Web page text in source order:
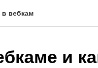
в вебкам
и